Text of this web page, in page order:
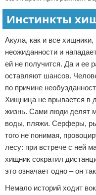
Инстинкты
Акула, как и все
неожиданности и
ей не получится. Да и ее
оставляют шансов.
по причине
Хищница не врывается в
жизнь. Сами люди делят
воды, пляжи. Серферы,
того не понимая,
лесу: при встрече с ней
хищник сократил
это означает одно – он
Немало историй ходит